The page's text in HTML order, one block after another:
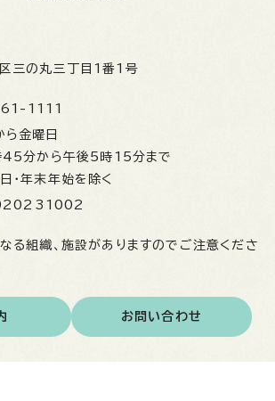
三の丸三丁目1番1号
1111
ら金曜日
分から午後5時15分まで
・年末年始を除く
る組織、施設がありますのでご注意くださ
お問い合わせ